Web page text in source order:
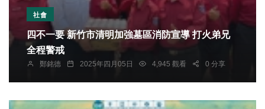
社會
四不一要 新竹市清明加強墓區消防宣導 打火弟兄
全程警戒
鄭銘德 2025年四月05日 4,945 觀看 0 分享